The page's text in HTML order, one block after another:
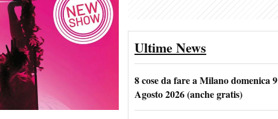
Ultime News
8 cose da fare a Milano domenica 9
Agosto 2026 (anche gratis)